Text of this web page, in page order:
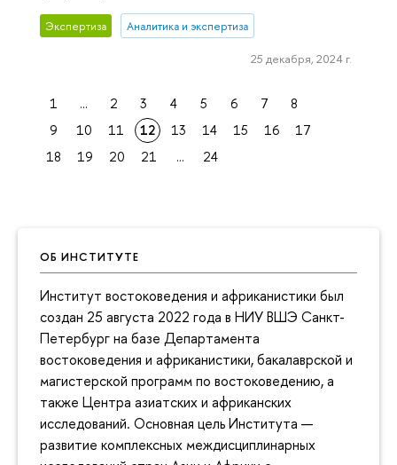
ОБ ИНСТИТУТЕ
Институт востоковедения и африканистики был
создан 25 августа 2022 года в НИУ ВШЭ Санкт-
Петербург на базе Департамента
востоковедения и африканистики, бакалаврской и
магистерской программ по востоковедению, а
также Центра азиатских и африканских
исследований. Основная цель Института —
развитие комплексных междисциплинарных
Экспертиза Аналитика и экспертиза
25 декабря, 2024 г.
1 ... 2 3 4 5 6 7
8
9
10 11 12 13 14 15 16
17
18
19 20 21 ... 24